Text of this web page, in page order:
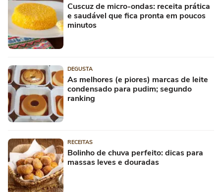
Cuscuz de micro-ondas: receita prática
e saudável que fica pronta em poucos
minutos
DEGUSTA
As melhores (e piores) marcas de leite
condensado para pudim; segundo
ranking
RECEITAS
Bolinho de chuva perfeito: dicas para
massas leves e douradas